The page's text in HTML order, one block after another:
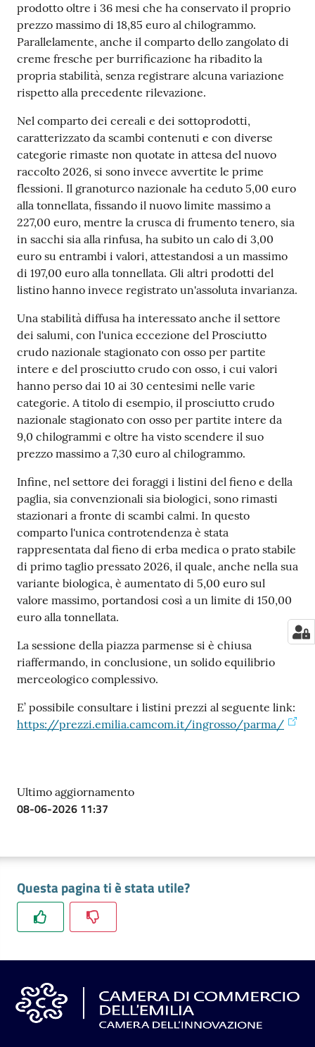
Accedi
Seguici
su
prodotto oltre i 36 mesi che ha conservato il proprio
prezzo massimo di 18,85 euro al chilogrammo.
Parallelamente, anche il comparto dello zangolato di
creme fresche per burrificazione ha ribadito la
propria stabilità, senza registrare alcuna variazione
rispetto alla precedente rilevazione.
Nel comparto dei cereali e dei sottoprodotti,
caratterizzato da scambi contenuti e con diverse
categorie rimaste non quotate in attesa del nuovo
raccolto 2026, si sono invece avvertite le prime
flessioni. Il granoturco nazionale ha ceduto 5,00 euro
alla tonnellata, fissando il nuovo limite massimo a
227,00 euro, mentre la crusca di frumento tenero, sia
in sacchi sia alla rinfusa, ha subito un calo di 3,00
euro su entrambi i valori, attestandosi a un massimo
di 197,00 euro alla tonnellata. Gli altri prodotti del
listino hanno invece registrato un'assoluta invarianza.
Una stabilità diffusa ha interessato anche il settore
dei salumi, con l'unica eccezione del Prosciutto
crudo nazionale stagionato con osso per partite
intere e del prosciutto crudo con osso, i cui valori
hanno perso dai 10 ai 30 centesimi nelle varie
categorie. A titolo di esempio, il prosciutto crudo
nazionale stagionato con osso per partite intere da
9,0 chilogrammi e oltre ha visto scendere il suo
prezzo massimo a 7,30 euro al chilogrammo.
Infine, nel settore dei foraggi i listini del fieno e della
paglia, sia convenzionali sia biologici, sono rimasti
stazionari a fronte di scambi calmi. In questo
comparto l'unica controtendenza è stata
rappresentata dal fieno di erba medica o prato stabile
di primo taglio pressato 2026, il quale, anche nella sua
variante biologica, è aumentato di 5,00 euro sul
valore massimo, portandosi così a un limite di 150,00
euro alla tonnellata.
La sessione della piazza parmense si è chiusa
riaffermando, in conclusione, un solido equilibrio
merceologico complessivo.
E’ possibile consultare i listini prezzi al seguente link:
https://prezzi.emilia.camcom.it/ingrosso/parma/
Ultimo aggiornamento
08-06-2026 11:37
Questa pagina ti è stata utile?